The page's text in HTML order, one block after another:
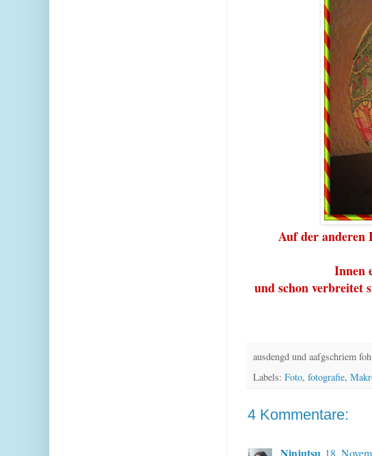
Auf der anderen
Innen
und schon verbreitet
ausdengd und aafgschriem foh
Labels: Foto, fotografie,
4 Kommentare:
18.